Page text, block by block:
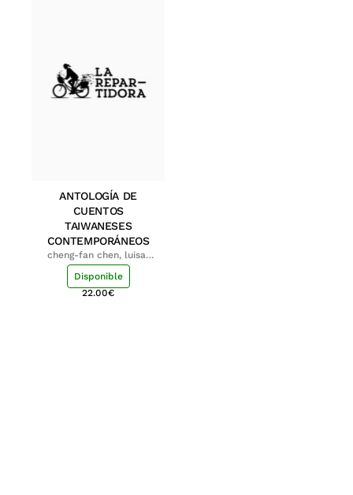
ANTOLOGÍA DE
CUENTOS
TAIWANESES
CONTEMPORÁNEOS
cheng-fan chen, luisa;
shu-ying chang, luisa
Disponible
22.00€